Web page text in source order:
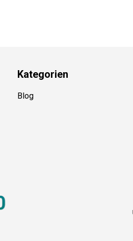
Kategorien
Blog